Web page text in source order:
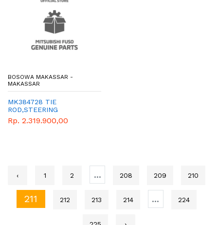
BOSOWA MAKASSAR -
MAKASSAR
MK384728 TIE
ROD,STEERING
Rp. 2.319.900,00
‹ 1 2 ... 208 209 210
211 212 213 214 ... 224